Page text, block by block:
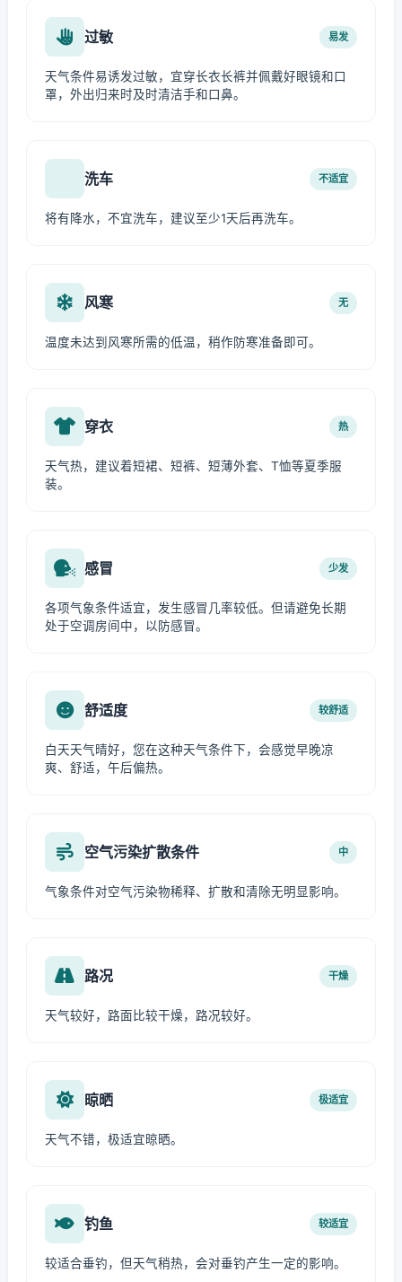
过敏 易发
天气条件易诱发过敏，宜穿长衣长裤并佩戴好眼镜和口
罩，外出归来时及时清洁手和口鼻。
洗车 不适宜
将有降水，不宜洗车，建议至少1天后再洗车。
风寒 无
温度未达到风寒所需的低温，稍作防寒准备即可。
穿衣 热
天气热，建议着短裙、短裤、短薄外套、T恤等夏季服
装。
感冒 少发
各项气象条件适宜，发生感冒几率较低。但请避免长期
处于空调房间中，以防感冒。
舒适度 较舒适
白天天气晴好，您在这种天气条件下，会感觉早晚凉
爽、舒适，午后偏热。
空气污染扩散条件 中
气象条件对空气污染物稀释、扩散和清除无明显影响。
路况 干燥
天气较好，路面比较干燥，路况较好。
晾晒 极适宜
天气不错，极适宜晾晒。
钓鱼 较适宜
较适合垂钓，但天气稍热，会对垂钓产生一定的影响。